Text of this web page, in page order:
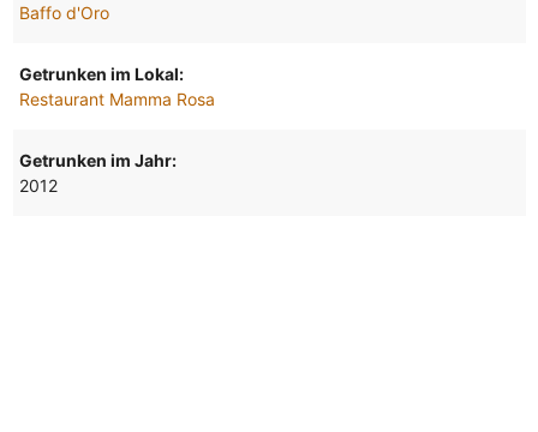
Baffo d'Oro
Getrunken im Lokal:
Restaurant Mamma Rosa
Getrunken im Jahr:
2012